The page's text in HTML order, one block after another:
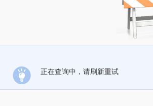
正在查询中，请刷新重试